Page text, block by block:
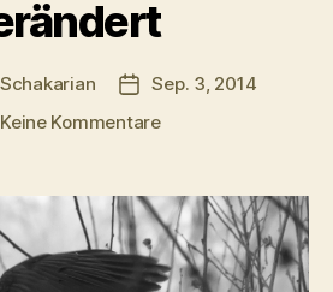
Sep. 3, 2014
Keine Kommentarezu
soziale
Netz
unsere
Art